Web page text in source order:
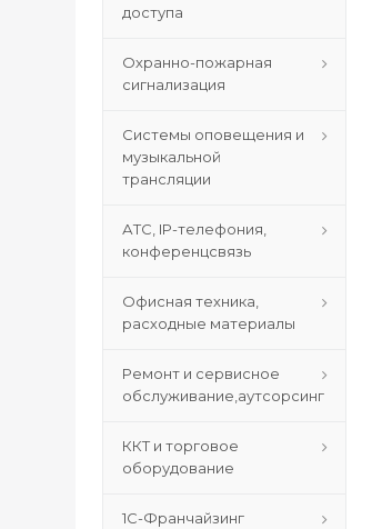
доступа
Охранно-пожарная
сигнализация
Системы оповещения и
музыкальной
трансляции
АТС, IP-телефония,
конференцсвязь
Офисная техника,
расходные материалы
Ремонт и сервисное
обслуживание,аутсорсинг
ККТ и торговое
оборудование
1С-Франчайзинг